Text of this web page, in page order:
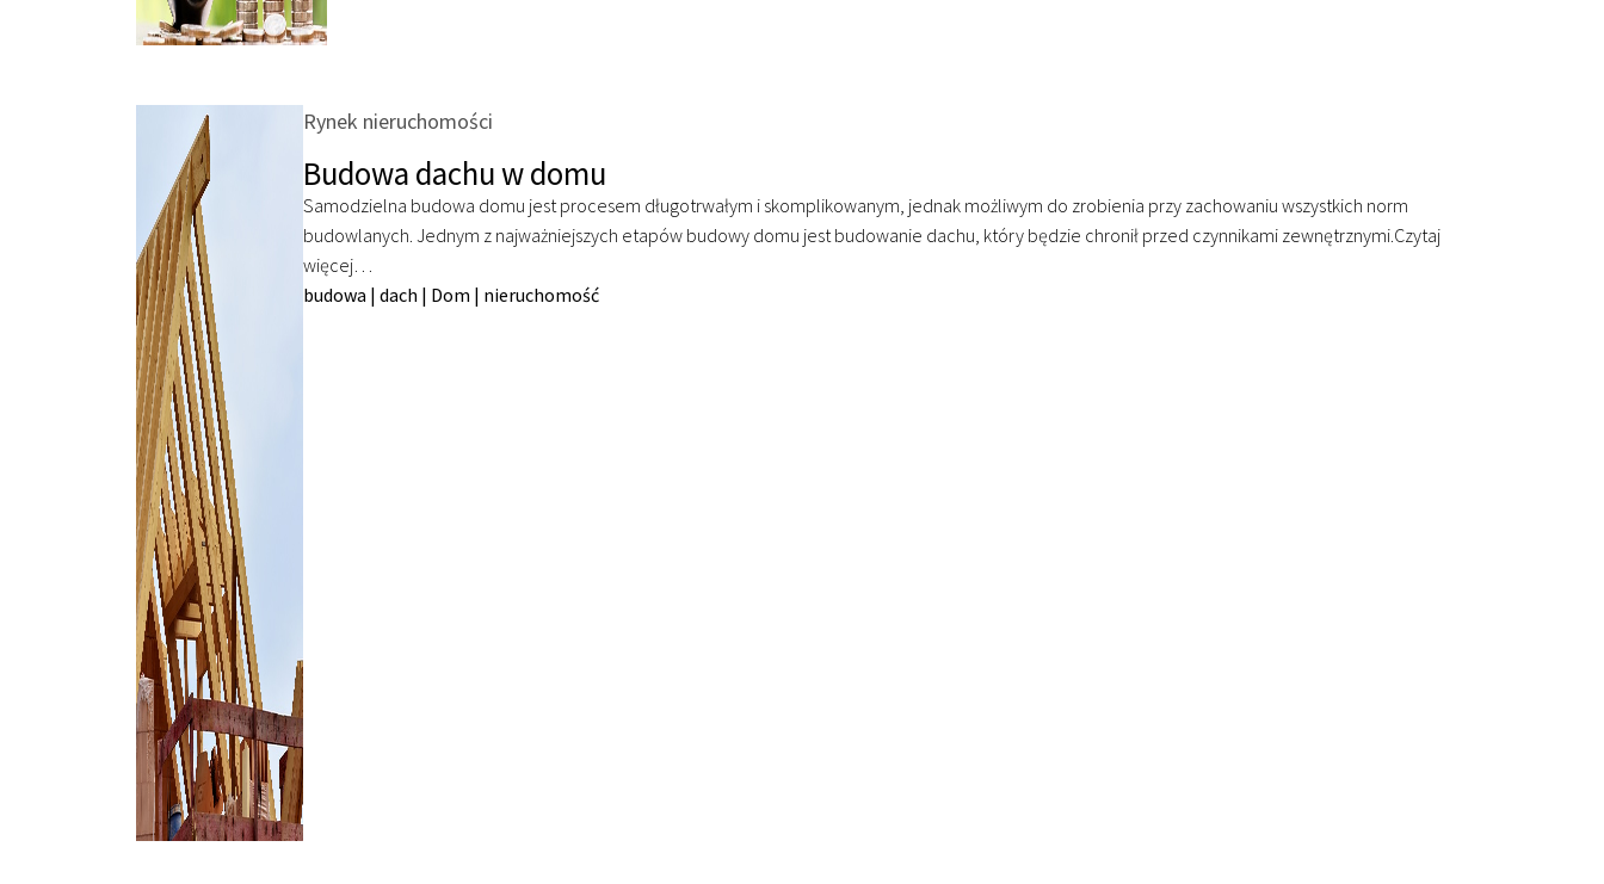
Rynek nieruchomości
Budowa dachu w domu
Samodzielna budowa domu jest procesem długotrwałym i skomplikowanym, jednak możliwym do zrobienia przy zachowaniu wszystkich norm
budowlanych. Jednym z najważniejszych etapów budowy domu jest budowanie dachu, który będzie chronił przed czynnikami zewnętrznymi.Czytaj
więcej…
budowa |dach | Dom | nieruchomość